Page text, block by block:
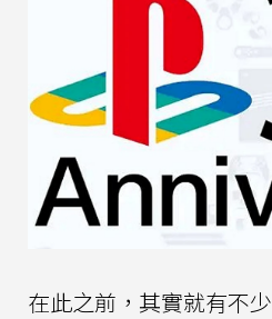
在此之前，其實就有不